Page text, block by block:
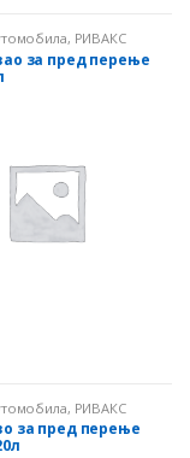
, РИВАКС
за пред перење
, РИВАКС
за пред перење